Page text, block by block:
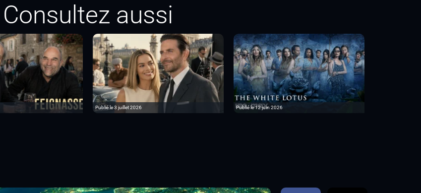
Consultez aussi
Publié le 3 juillet 2026 Publié le 12 juin 2026